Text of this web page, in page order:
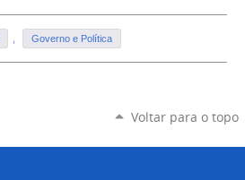
Governo e Política
Voltar para o topo